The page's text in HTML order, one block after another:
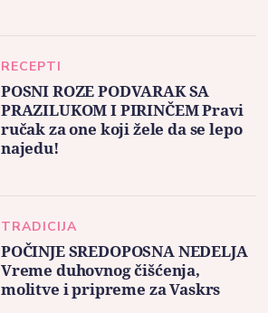
RECEPTI
POSNI ROZE PODVARAK SA
PRAZILUKOM I PIRINČEM Pravi
ručak za one koji žele da se lepo
najedu!
TRADICIJA
POČINJE SREDOPOSNA NEDELJA
Vreme duhovnog čišćenja,
molitve i pripreme za Vaskrs